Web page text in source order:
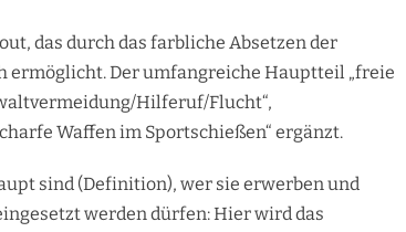
das durch das farbliche Absetzen der
ermöglicht. Der umfangreiche Hauptteil „freie
Hilferuf/Flucht“,
Waffen im Sportschießen“ ergänzt.
sind (Definition), wer sie erwerben und
werden dürfen: Hier wird das